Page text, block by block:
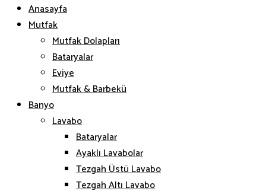
Anasayfa
Mutfak
Mutfak Dolapları
Bataryalar
Eviye
Mutfak & Barbekü
Banyo
Lavabo
Bataryalar
Ayaklı Lavabolar
Tezgah Üstü Lavabo
Tezgah Altı Lavabo